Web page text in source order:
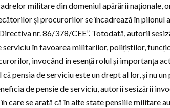
militare din domeniul apărării naționale,
și procurorilor se încadrează în pilonul
nr. 86/378/CEE”. Totodată, autorii
serviciu în favoarea militarilor, polițiștilor,
invocând în esență rolul și importanța
pensia de serviciu este un drept al lor, și nu
de pensie de serviciu, autorii sesizării
care se arată că în alte state pensiile militare